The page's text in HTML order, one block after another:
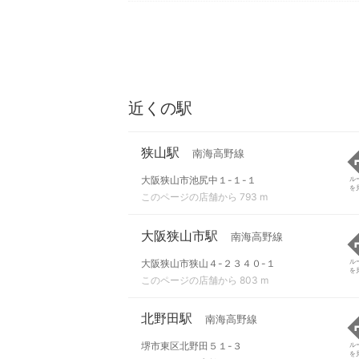
近くの駅
狭山駅 南海高野線
大阪狭山市池尻中１-１-１
このページの店舗から 793 m
ル
を
大阪狭山市駅 南海高野線
大阪狭山市狭山４-２３４０-１
このページの店舗から 803 m
ル
を
北野田駅 南海高野線
堺市東区北野田５１-３
ル
を